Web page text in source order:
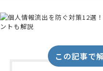
この記事で